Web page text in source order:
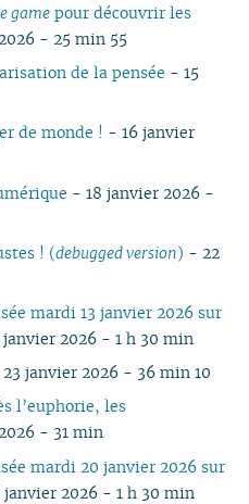
gamepour découvrir les
- 25 min 55
de la pensée - 15
de monde ! - 16 janvier
- 18 janvier 2026 -
! (debugged version) - 22
mardi 13 janvier 2026 sur
2026 - 1 h 30 min
janvier 2026 - 36 min 10
l’euphorie, les
- 31 min
mardi 20 janvier 2026 sur
2026 - 1 h 30 min